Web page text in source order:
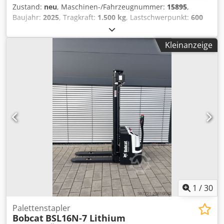
Zustand: neu, Maschinen-/Fahrzeugnummer: 15895,
Baujahr: 2025, Tragkraft: 1.500 kg, Lastschwerpunkt: 600
elektrisch, Masttyp:
700 mm, Gabellänge:1.150 mm, Vorderreifengröße:,
Hinterreifengröße:
150 kg, Motortyp:
Kleinanzeige
1 /30
Palettenstapler
Bobcat BSL16N-7 Lithium